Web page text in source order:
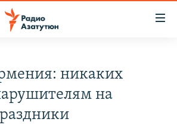
никаких
на